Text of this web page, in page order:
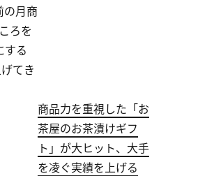
の月商
ろを
する
てき
商品力を重視した「お
茶屋のお茶漬けギフ
ト」が大ヒット、大手
を凌ぐ実績を上げる